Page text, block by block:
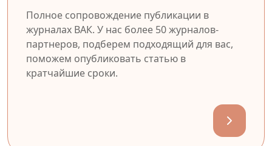
Полное сопровождение публикации в
журналах ВАК. У нас более 50 журналов-
партнеров, подберем подходящий для вас,
поможем опубликовать статью в
кратчайшие сроки.